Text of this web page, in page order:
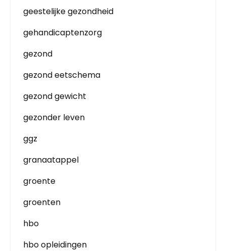
geestelijke gezondheid
gehandicaptenzorg
gezond
gezond eetschema
gezond gewicht
gezonder leven
ggz
granaatappel
groente
groenten
hbo
hbo opleidingen